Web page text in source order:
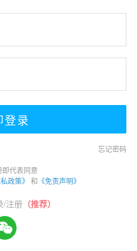
忘记密码
即代表同意
私政策》 和 《免责声明》
/注册 （推荐）